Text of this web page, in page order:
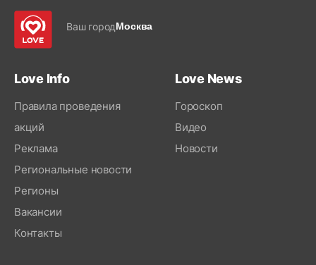
Ваш городМосква
Love Info
Правила проведения
акций
Реклама
Региональные новости
Регионы
Вакансии
Контакты
Love News
Гороскоп
Видео
Новости